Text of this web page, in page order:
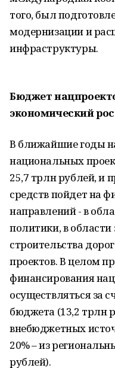
того, был
модернизации и
инфраструктуры.
Бюджет
экономический
В ближайшие годы
национальных
25,7 трлн рублей, и
средств пойдет на
направлений - в
политики, в области
строительства
проектов. В целом
финансирования
осуществляться за
бюджета (13,2 трлн
внебюджетных
20% – из
рублей).